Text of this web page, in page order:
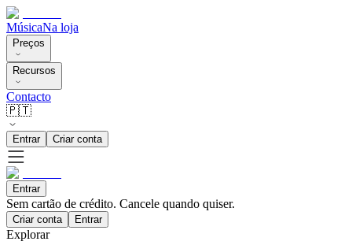
MúsicaNa loja
Preços
Recursos
Contacto
🇵🇹
Entrar Criar conta
Entrar
Sem cartão de crédito. Cancele quando quiser.
Criar conta Entrar
Explorar